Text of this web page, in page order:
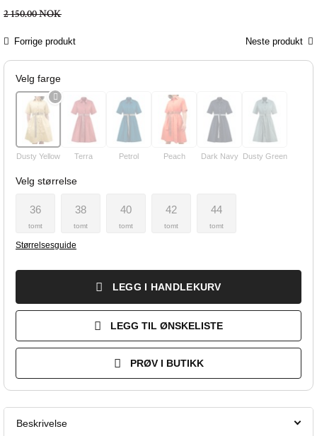
2 150.00 NOK
Forrige produkt Neste produkt
Velg farge
Dusty Yellow Terra Petrol Peach Dark Navy Dusty Green
Velg størrelse
36
tomt
38
tomt
40
tomt
42
tomt
44
tomt
Størrelsesguide
LEGG I HANDLEKURV
LEGG TIL ØNSKELISTE
PRØV I BUTIKK
Beskrivelse